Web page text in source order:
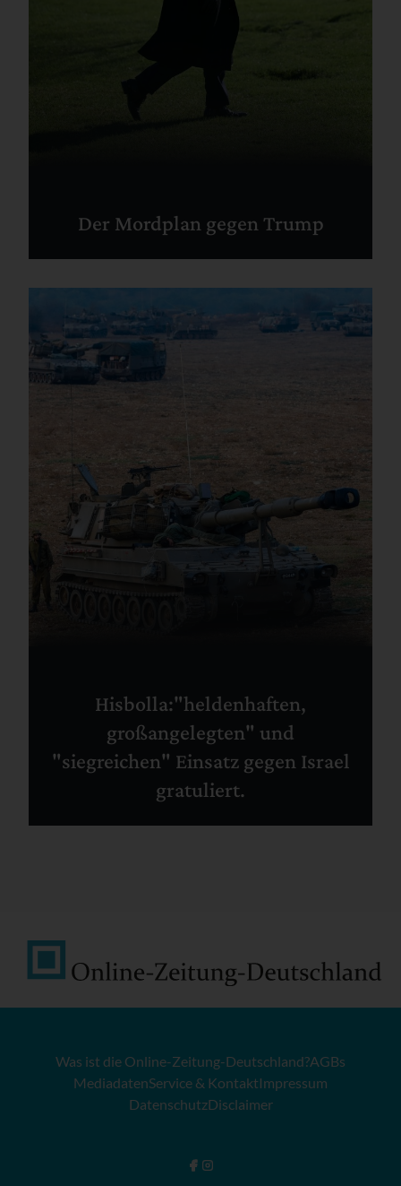
Der Mordplan gegen Trump
Hisbolla:"heldenhaften,
großangelegten" und
"siegreichen" Einsatz gegen Israel
gratuliert.
Was ist die Online-Zeitung-Deutschland?AGBs
MediadatenService & KontaktImpressum
DatenschutzDisclaimer